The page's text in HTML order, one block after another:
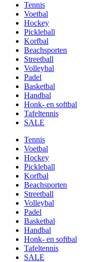
Tennis
Voetbal
Hockey
Pickleball
Korfbal
Beachsporten
Streetball
Volleybal
Padel
Basketbal
Handbal
Honk- en softbal
Tafeltennis
SALE
Tennis
Voetbal
Hockey
Pickleball
Korfbal
Beachsporten
Streetball
Volleybal
Padel
Basketbal
Handbal
Honk- en softbal
Tafeltennis
SALE